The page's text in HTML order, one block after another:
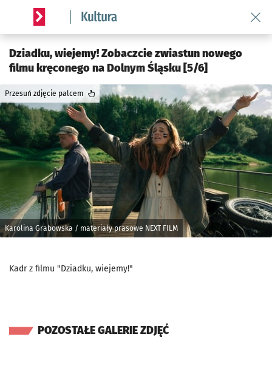
Serwis informacyjny wroclaw.pl podserwis: Kultura
Dziadku, wiejemy! Zobaczcie zwiastun nowego
filmu kręconego na Dolnym Śląsku [5/6]
Karolina Grabowska / materiały prasowe NEXT FILM
Przesuń zdjęcie palcem
Kadr z filmu "Dziadku, wiejemy!"
POZOSTAŁE GALERIE ZDJĘĆ